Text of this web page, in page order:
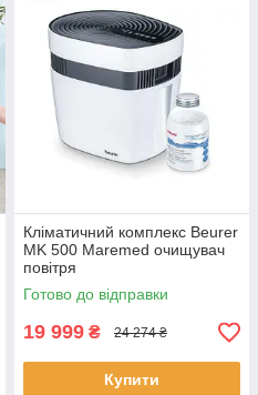
Кліматичний комплекс Beurer
MK 500 Maremed очищувач
повітря
Готово до відправки
19 999 ₴ 24 274 ₴
Купити